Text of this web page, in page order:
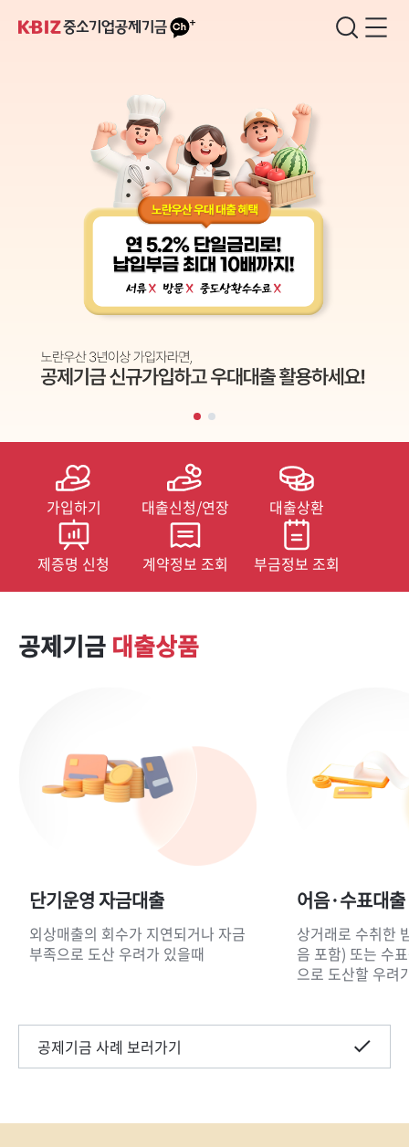
소
카
카
검
색
메
뉴
가입하기 대출신청/연장 대출상환
제증명 신청 계약정보 조회 부금정보 조회
공제기금 대출상품
단기운영 자금대출
외상매출의 회수가 지연되거나 자금
부족으로 도산 우려가 있을때
어음·수표대출
상거래로 수취한
음 포함) 또는 수
으로 도산할 우려
공제기금 사례 보러가기